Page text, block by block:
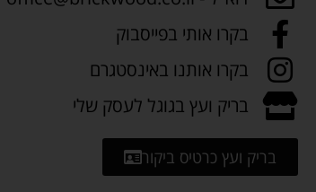
בקרו אותי בפייסבוק
בקרו אותנו באינסטגרם
בריק ועץ בגוגל לעסק שלי
בריק ועץ כרטיס ביקור